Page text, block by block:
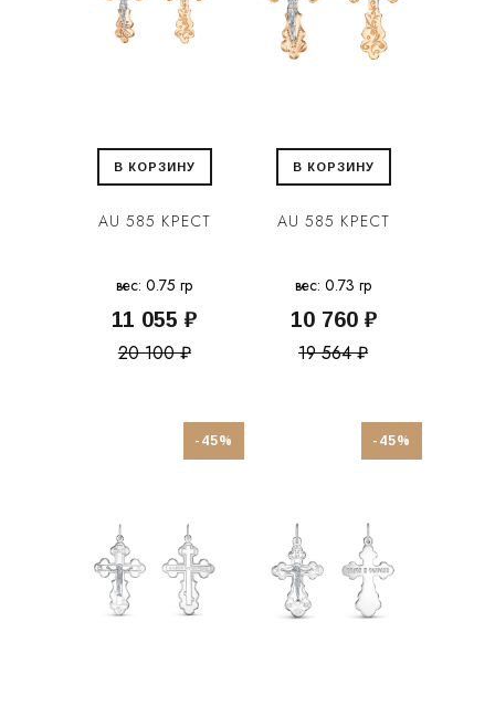
В КОРЗИНУ
AU 585 КРЕСТ
вес: 0.75 гр
11 055 ₽
20 100 ₽
В КОРЗИНУ
AU 585 КРЕСТ
вес: 0.73 гр
10 760 ₽
19 564 ₽
-45% -45%